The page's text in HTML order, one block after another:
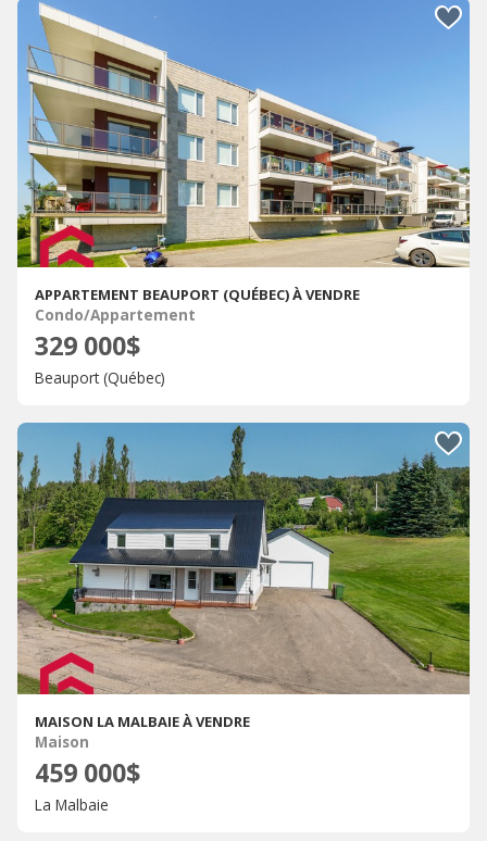
APPARTEMENT BEAUPORT (QUÉBEC) À VENDRE
Condo/Appartement
329 000$
Beauport (Québec)
MAISON LA MALBAIE À VENDRE
Maison
459 000$
La Malbaie